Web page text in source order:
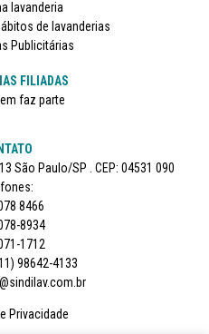
lavanderia
de lavanderias
Publicitárias
FILIADAS
faz parte
São Paulo/SP . CEP: 04531 090
8466
8934
1712
98642-4133
Privacidade